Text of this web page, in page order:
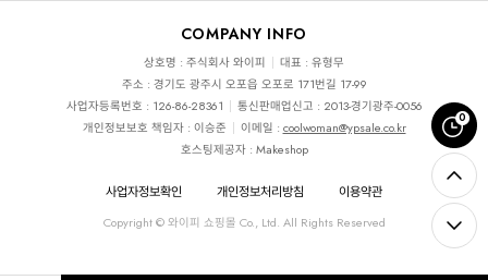
0
COMPANY INFO
상호명 : 주식회사 와이피
대표 : 유형무
주소 : 경기도 광주시 오포읍 오포로 171번길 17-99
사업자등록번호 : 126-86-28361
통신판매업신고 : 2013-경기광주-0056
개인정보보호 책임자 : 이승준
이메일 : coolwoman@ypsale.co.kr
호스팅제공자 : Makeshop
사업자정보확인 개인정보처리방침 이용약관
Copyright © 와이피 쇼핑몰 Co., Ltd. All Rights Reserved